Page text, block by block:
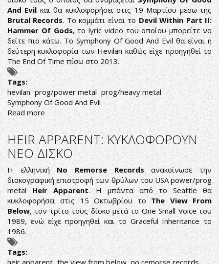
And Evilκαι θα κυκλοφορήσει στις 19 Μαρτίου μέσω της
Brutal Records. Το κομμάτι είναι το Devil Within Part II:
Hammer Of Gods, το lyric video του οποίου μπορείτε να
δείτε πιο κάτω. Το Symphony Of Good And Evil θα είναι η
δεύτερη κυκλοφορία των Hevilan καθώς είχε προηγηθεί το
The End Of Time πίσω στο 2013.
Tags:
hevilan prog/power metal prog/heavy metal
Symphony Of Good And Evil
Read more about
HEVILAN:
ΠΡΩΤΟ
SINGLE
ΚΑΙ
LYRIC
VIDEO
ΑΠΟ
ΤΟΝ
ΝΕΟ
ΔΙΣΚΟ
HEIR APPARENT: ΚΥΚΛΟΦΟΡΟΥΝ
ΝΕΟ ΔΙΣΚΟ
Η ελληνικήNo Remorse Records ανακοίνωσε την
δισκογραφική επιστροφή των θρύλων του USA power/prog
metal Heir Apparent. Η μπάντα από το Seattle θα
κυκλοφορήσει στις 15 Οκτωβρίου τοThe View From
Below, τον τρίτο τους δίσκο μετά το One Small Voice του
1989, ενώ είχε προηγηθεί και το Graceful Inheritance το
1986.
Tags:
heir apparent the view from below no remorse records